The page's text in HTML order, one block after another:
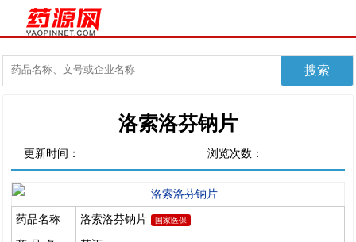
洛索洛芬钠片
更新时间： 浏览次数：
药品名称 洛索洛芬钠片 国家医保